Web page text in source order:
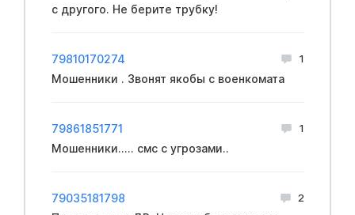
с другого. Не берите трубку!
79810170274 1
Мошенники . Звонят якобы с вoeнкомата
79861851771 1
Мошенники..... смс с угрозами..
79035181798 2